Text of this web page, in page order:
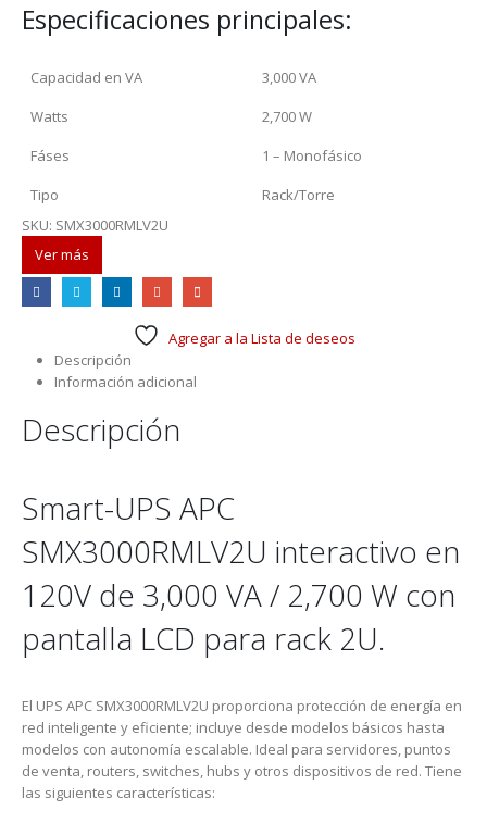
Especificaciones principales:
Capacidad en VA
3,000 VA
Watts
2,700 W
Fáses
1 – Monofásico
Tipo
Rack/Torre
SKU: SMX3000RMLV2U
Ver más
Agregar a la Lista de deseos
Descripción
Información adicional
Descripción
Smart-UPS APC
SMX3000RMLV2U interactivo en
120V de 3,000 VA / 2,700 W con
pantalla LCD para rack 2U.
El UPS APC SMX3000RMLV2U proporciona protección de energía en
red inteligente y eficiente; incluye desde modelos básicos hasta
modelos con autonomía escalable. Ideal para servidores, puntos
de venta, routers, switches, hubs y otros dispositivos de red. Tiene
las siguientes características: